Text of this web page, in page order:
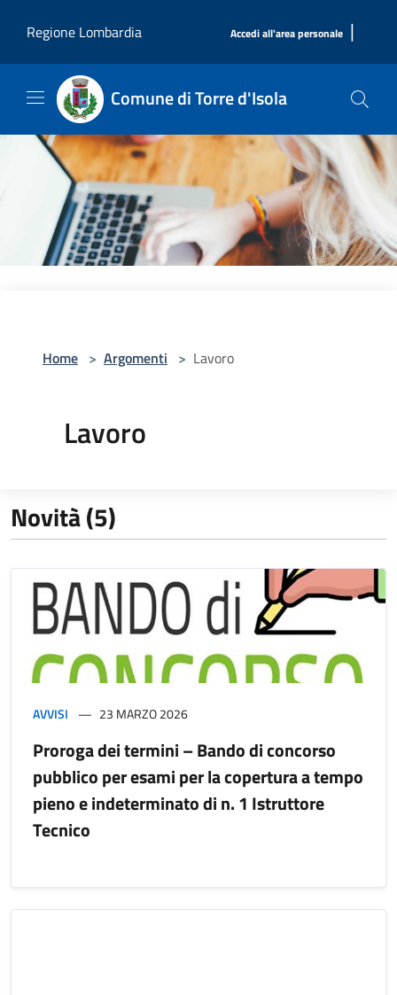
Regione Lombardia
Accedi all'area personale |
Comune di Torre d'Isola
Home > Argomenti > Lavoro
Lavoro
Novità (5)
AVVISI 23 MARZO 2026
Proroga dei termini – Bando di concorso
pubblico per esami per la copertura a tempo
pieno e indeterminato di n. 1 Istruttore
Tecnico